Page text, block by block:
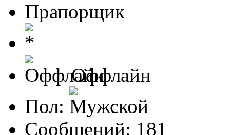
Прапорщик
Оффлайн
Пол:
Сообщений: 181